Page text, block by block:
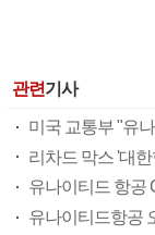
관련기사